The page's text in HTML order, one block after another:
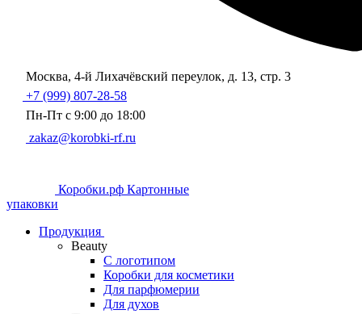
Москва, 4-й Лихачёвский переулок, д. 13, стр. 3
+7 (999) 807-28-58
Пн-Пт с 9:00 до 18:00
zakaz@korobki-rf.ru
Коробки.рф Картонные
упаковки
Продукция
Beauty
С логотипом
Коробки для косметики
Для парфюмерии
Для духов